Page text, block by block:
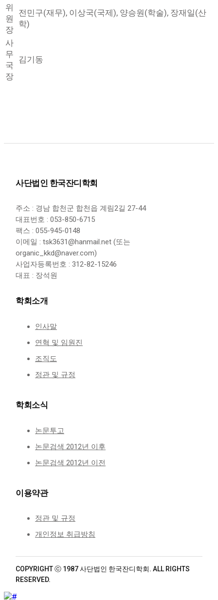
위
원
장
전민구(재무), 이상국(국제), 양승원(학술), 장재일(산
학)
사
무
국
장
김기동
사단법인 한국잔디학회
주소 : 경남 합천군 합천읍 계림2길 27-44
대표번호 : 053-850-6715
팩스 : 055-945-0148
이메일 : tsk3631@hanmail.net (또는
organic_kkd@naver.com)
사업자등록번호 : 312-82-15246
대표 : 장석원
학회소개
인사말
연혁 및 임원진
조직도
정관 및 규정
학회소식
논문투고
논문검색 2012년 이후
논문검색 2012년 이전
이용약관
정관 및 규정
개인정보 취급방침
COPYRIGHT ⓒ 1987 사단법인 한국잔디학회. ALL RIGHTS
RESERVED.